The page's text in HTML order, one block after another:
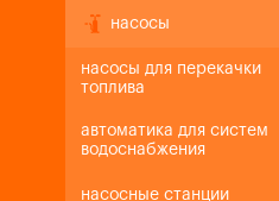
насосы
насосы для перекачки
топлива
автоматика для систем
водоснабжения
насосные станции